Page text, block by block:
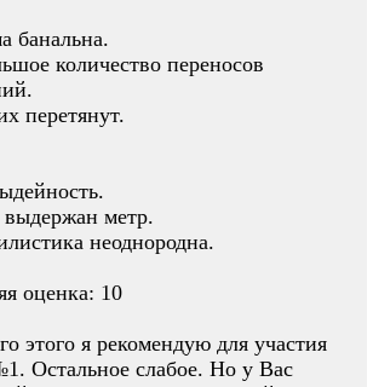
банальна.
количество переносов
перетянут.
метр.
неоднородна.
оценка: 10
этого я рекомендую для участия
Остальное слабое. Но у Вас